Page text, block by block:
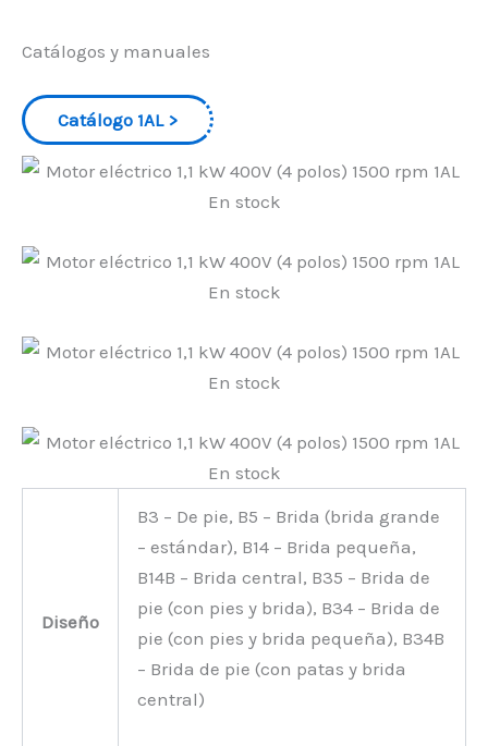
Catálogos y manuales
Catálogo 1AL
Diseño
B3 – De pie, B5 – Brida (brida grande
– estándar), B14 – Brida pequeña,
B14B – Brida central, B35 – Brida de
pie (con pies y brida), B34 – Brida de
pie (con pies y brida pequeña), B34B
– Brida de pie (con patas y brida
central)